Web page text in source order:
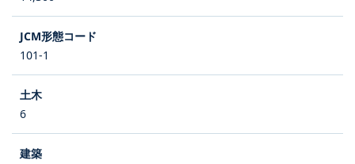
101-1
6